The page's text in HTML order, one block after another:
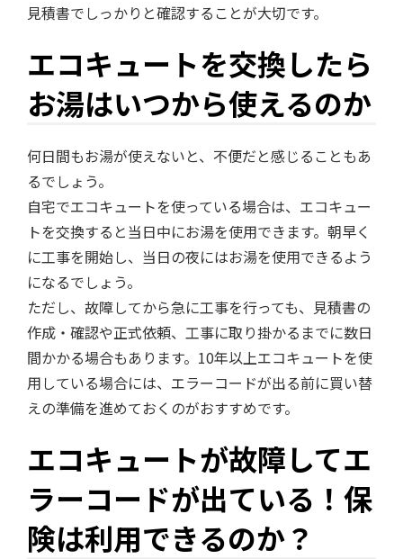
見積書でしっかりと確認することが大切です。
エコキュートを交換したら
お湯はいつから使えるのか
何日間もお湯が使えないと、不便だと感じることもあ
るでしょう。
自宅でエコキュートを使っている場合は、エコキュー
トを交換すると当日中にお湯を使用できます。朝早く
に工事を開始し、当日の夜にはお湯を使用できるよう
になるでしょう。
ただし、故障してから急に工事を行っても、見積書の
作成・確認や正式依頼、工事に取り掛かるまでに数日
間かかる場合もあります。10年以上エコキュートを使
用している場合には、エラーコードが出る前に買い替
えの準備を進めておくのがおすすめです。
エコキュートが故障してエ
ラーコードが出ている！保
険は利用できるのか？